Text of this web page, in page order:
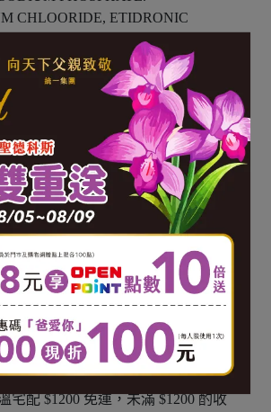
CHLOORIDE, ETIDRONIC
ALCOHOL, SALICYLIC
GLAVRA OTTO EXTRACT, ROSA
WATER,ALCOHOL,BUTYLENE
TRUIT EXTRACT,UREA,
HERBAL
護髮:DIMETHICONE,STEARYL
BUTYLENE
BEHENAMIDORPROPYL
ORYZA SATIVA LEES EXTRACE,
EXTRACE
盒
】1800天
宅配 $1200 免運，未滿 $1200 酌收